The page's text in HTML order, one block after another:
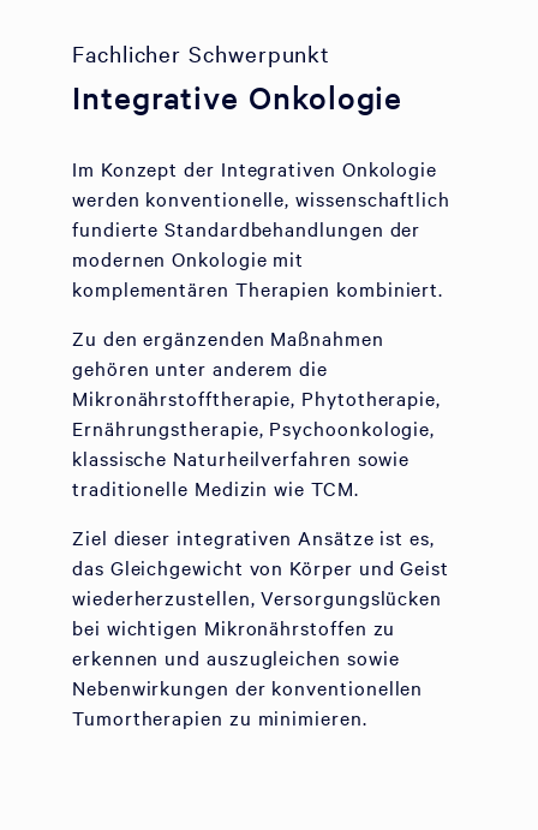
Fachlicher Schwerpunkt
Integrative Onkologie
Im Konzept der Integrativen Onkologie
werden konventionelle, wissenschaftlich
fundierte Standardbehandlungen der
modernen Onkologie mit
komplementären Therapien kombiniert.
Zu den ergänzenden Maßnahmen
gehören unter anderem die
Mikronährstofftherapie, Phytotherapie,
Ernährungstherapie, Psychoonkologie,
klassische Naturheilverfahren sowie
traditionelle Medizin wie TCM.
Ziel dieser integrativen Ansätze ist es,
das Gleichgewicht von Körper und Geist
wiederherzustellen, Versorgungslücken
bei wichtigen Mikronährstoffen zu
erkennen und auszugleichen sowie
Nebenwirkungen der konventionellen
Tumortherapien zu minimieren.